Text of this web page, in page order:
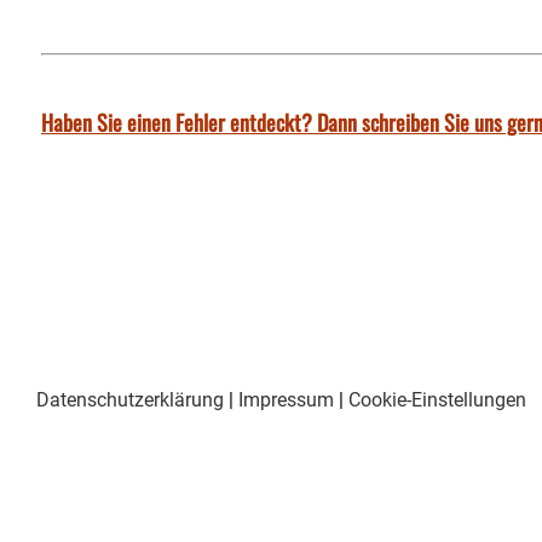
Haben Sie einen Fehler entdeckt? Dann schreiben Sie uns
Datenschutzerklärung | Impressum | Cookie-Einstellungen